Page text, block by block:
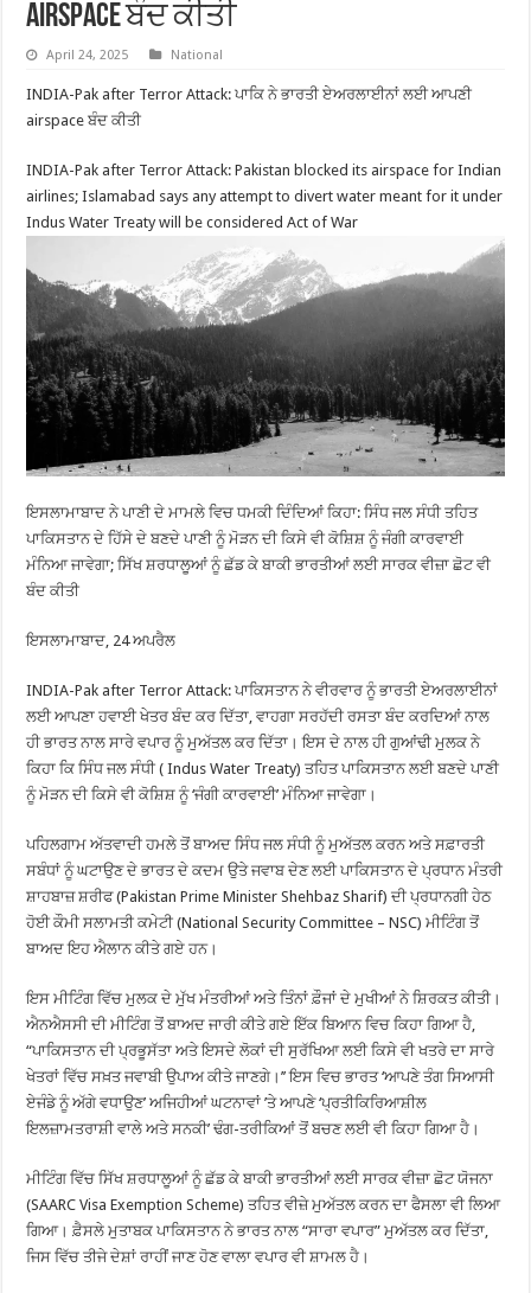
airspace ਬੰਦ ਕੀਤੀ
April 24, 2025 National
INDIA-Pak after Terror Attack: ਪਾਕਿ ਨੇ ਭਾਰਤੀ ਏਅਰਲਾਈਨਾਂ ਲਈ ਆਪਣੀ
airspace ਬੰਦ ਕੀਤੀ
INDIA-Pak after Terror Attack: Pakistan blocked its airspace for Indian
airlines; Islamabad says any attempt to divert water meant for it under
Indus Water Treaty will be considered Act of War
ਇਸਲਾਮਾਬਾਦ ਨੇ ਪਾਣੀ ਦੇ ਮਾਮਲੇ ਵਿਚ ਧਮਕੀ ਦਿੰਦਿਆਂ ਕਿਹਾ: ਸਿੰਧ ਜਲ ਸੰਧੀ ਤਹਿਤ
ਪਾਕਿਸਤਾਨ ਦੇ ਹਿੱਸੇ ਦੇ ਬਣਦੇ ਪਾਣੀ ਨੂੰ ਮੋੜਨ ਦੀ ਕਿਸੇ ਵੀ ਕੋਸ਼ਿਸ਼ ਨੂੰ ਜੰਗੀ ਕਾਰਵਾਈ
ਮੰਨਿਆ ਜਾਵੇਗਾ; ਸਿੱਖ ਸ਼ਰਧਾਲੂਆਂ ਨੂੰ ਛੱਡ ਕੇ ਬਾਕੀ ਭਾਰਤੀਆਂ ਲਈ ਸਾਰਕ ਵੀਜ਼ਾ ਛੋਟ ਵੀ
ਬੰਦ ਕੀਤੀ
ਇਸਲਾਮਾਬਾਦ, 24 ਅਪਰੈਲ
INDIA-Pak after Terror Attack: ਪਾਕਿਸਤਾਨ ਨੇ ਵੀਰਵਾਰ ਨੂੰ ਭਾਰਤੀ ਏਅਰਲਾਈਨਾਂ
ਲਈ ਆਪਣਾ ਹਵਾਈ ਖੇਤਰ ਬੰਦ ਕਰ ਦਿੱਤਾ, ਵਾਹਗਾ ਸਰਹੱਦੀ ਰਸਤਾ ਬੰਦ ਕਰਦਿਆਂ ਨਾਲ
ਹੀ ਭਾਰਤ ਨਾਲ ਸਾਰੇ ਵਪਾਰ ਨੂੰ ਮੁਅੱਤਲ ਕਰ ਦਿੱਤਾ। ਇਸ ਦੇ ਨਾਲ ਹੀ ਗੁਆਂਢੀ ਮੁਲਕ ਨੇ
ਕਿਹਾ ਕਿ ਸਿੰਧ ਜਲ ਸੰਧੀ ( Indus Water Treaty) ਤਹਿਤ ਪਾਕਿਸਤਾਨ ਲਈ ਬਣਦੇ ਪਾਣੀ
ਨੂੰ ਮੋੜਨ ਦੀ ਕਿਸੇ ਵੀ ਕੋਸ਼ਿਸ਼ ਨੂੰ ‘ਜੰਗੀ ਕਾਰਵਾਈ’ ਮੰਨਿਆ ਜਾਵੇਗਾ।
ਪਹਿਲਗਾਮ ਅੱਤਵਾਦੀ ਹਮਲੇ ਤੋਂ ਬਾਅਦ ਸਿੰਧ ਜਲ ਸੰਧੀ ਨੂੰ ਮੁਅੱਤਲ ਕਰਨ ਅਤੇ ਸਫ਼ਾਰਤੀ
ਸਬੰਧਾਂ ਨੂੰ ਘਟਾਉਣ ਦੇ ਭਾਰਤ ਦੇ ਕਦਮ ਉਤੇ ਜਵਾਬ ਦੇਣ ਲਈ ਪਾਕਿਸਤਾਨ ਦੇ ਪ੍ਰਧਾਨ ਮੰਤਰੀ
ਸ਼ਾਹਬਾਜ਼ ਸ਼ਰੀਫ (Pakistan Prime Minister Shehbaz Sharif) ਦੀ ਪ੍ਰਧਾਨਗੀ ਹੇਠ
ਹੋਈ ਕੌਮੀ ਸਲਾਮਤੀ ਕਮੇਟੀ (National Security Committee – NSC) ਮੀਟਿੰਗ ਤੋਂ
ਬਾਅਦ ਇਹ ਐਲਾਨ ਕੀਤੇ ਗਏ ਹਨ।
ਇਸ ਮੀਟਿੰਗ ਵਿੱਚ ਮੁਲਕ ਦੇ ਮੁੱਖ ਮੰਤਰੀਆਂ ਅਤੇ ਤਿੰਨਾਂ ਫ਼ੌਜਾਂ ਦੇ ਮੁਖੀਆਂ ਨੇ ਸ਼ਿਰਕਤ ਕੀਤੀ।
ਐਨਐਸਸੀ ਦੀ ਮੀਟਿੰਗ ਤੋਂ ਬਾਅਦ ਜਾਰੀ ਕੀਤੇ ਗਏ ਇੱਕ ਬਿਆਨ ਵਿਚ ਕਿਹਾ ਗਿਆ ਹੈ,
“ਪਾਕਿਸਤਾਨ ਦੀ ਪ੍ਰਭੂਸੱਤਾ ਅਤੇ ਇਸਦੇ ਲੋਕਾਂ ਦੀ ਸੁਰੱਖਿਆ ਲਈ ਕਿਸੇ ਵੀ ਖਤਰੇ ਦਾ ਸਾਰੇ
ਖੇਤਰਾਂ ਵਿੱਚ ਸਖ਼ਤ ਜਵਾਬੀ ਉਪਾਅ ਕੀਤੇ ਜਾਣਗੇ।’’ ਇਸ ਵਿਚ ਭਾਰਤ ‘ਆਪਣੇ ਤੰਗ ਸਿਆਸੀ
ਏਜੰਡੇ ਨੂੰ ਅੱਗੇ ਵਧਾਉਣ’ ਅਜਿਹੀਆਂ ਘਟਨਾਵਾਂ ’ਤੇ ਆਪਣੇ ‘ਪ੍ਰਤੀਕਿਰਿਆਸ਼ੀਲ
ਇਲਜ਼ਾਮਤਰਾਸ਼ੀ ਵਾਲੇ ਅਤੇ ਸਨਕੀ’ ਢੰਗ-ਤਰੀਕਿਆਂ ਤੋਂ ਬਚਣ ਲਈ ਵੀ ਕਿਹਾ ਗਿਆ ਹੈ।
ਮੀਟਿੰਗ ਵਿੱਚ ਸਿੱਖ ਸ਼ਰਧਾਲੂਆਂ ਨੂੰ ਛੱਡ ਕੇ ਬਾਕੀ ਭਾਰਤੀਆਂ ਲਈ ਸਾਰਕ ਵੀਜ਼ਾ ਛੋਟ ਯੋਜਨਾ
(SAARC Visa Exemption Scheme) ਤਹਿਤ ਵੀਜ਼ੇ ਮੁਅੱਤਲ ਕਰਨ ਦਾ ਫੈਸਲਾ ਵੀ ਲਿਆ
ਗਿਆ। ਫ਼ੈਸਲੇ ਮੁਤਾਬਕ ਪਾਕਿਸਤਾਨ ਨੇ ਭਾਰਤ ਨਾਲ “ਸਾਰਾ ਵਪਾਰ” ਮੁਅੱਤਲ ਕਰ ਦਿੱਤਾ,
ਜਿਸ ਵਿੱਚ ਤੀਜੇ ਦੇਸ਼ਾਂ ਰਾਹੀਂ ਜਾਣ ਹੋਣ ਵਾਲਾ ਵਪਾਰ ਵੀ ਸ਼ਾਮਲ ਹੈ।